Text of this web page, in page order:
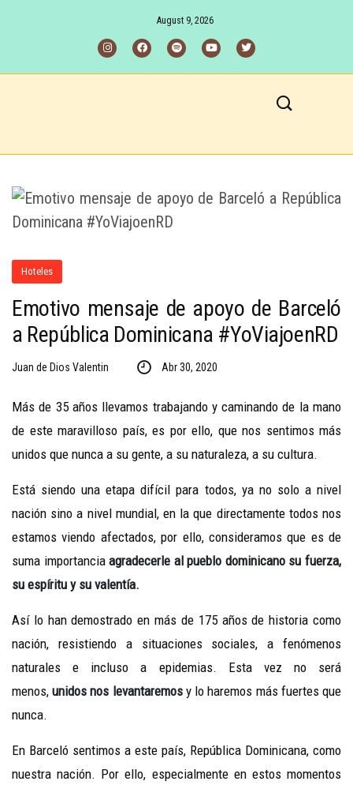
August 9, 2026
Hoteles
Emotivo mensaje de apoyo de Barceló
a República Dominicana #YoViajoenRD
Juan de Dios Valentin Abr 30, 2020
Más de 35 años llevamos trabajando y caminando de la mano
de este maravilloso país, es por ello, que nos sentimos más
unidos que nunca a su gente, a su naturaleza, a su cultura.
Está siendo una etapa difícil para todos, ya no solo a nivel
nación sino a nivel mundial, en la que directamente todos nos
estamos viendo afectados, por ello, consideramos que es de
suma importanciaagradecerle al pueblo dominicano su fuerza,
su espíritu y su valentía.
Así lo han demostrado en más de 175 años de historia como
nación, resistiendo a situaciones sociales, a fenómenos
naturales e incluso a epidemias. Esta vez no será
menos,unidos nos levantaremosy lo haremos más fuertes que
nunca.
En Barceló sentimos a este país, República Dominicana, como
nuestra nación. Por ello, especialmente en estos momentos